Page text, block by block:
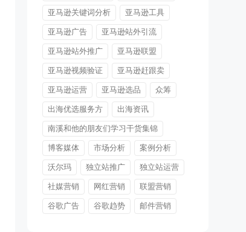
亚马逊关键词分析 亚马逊工具
亚马逊广告 亚马逊站外引流
亚马逊站外推广 亚马逊联盟
亚马逊视频验证 亚马逊赶跟卖
亚马逊运营 亚马逊选品 众筹
出海优选服务方 出海资讯
南溪和他的朋友们学习干货集锦
博客媒体 市场分析 案例分析
沃尔玛 独立站推广 独立站运营
社媒营销 网红营销 联盟营销
谷歌广告 谷歌趋势 邮件营销